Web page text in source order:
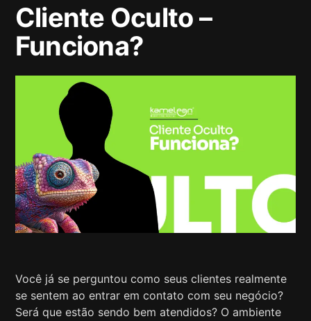
Cliente Oculto –
Funciona?
Você já se perguntou como seus clientes realmente
se sentem ao entrar em contato com seu negócio?
Será que estão sendo bem atendidos? O ambiente